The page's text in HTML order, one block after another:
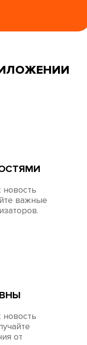
новость
важные
новость
от